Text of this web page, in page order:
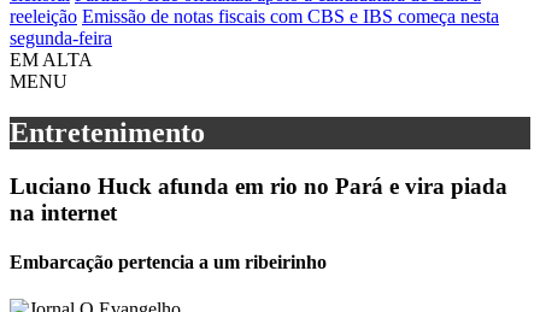
reeleição Emissão de notas fiscais com CBS e IBS começa nesta
segunda-feira
EM ALTA
MENU
Entretenimento
Luciano Huck afunda em rio no Pará e vira piada
na internet
Embarcação pertencia a um ribeirinho